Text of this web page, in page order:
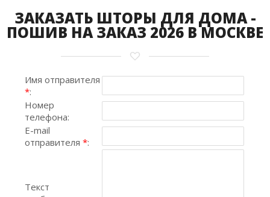
ЗАКАЗАТЬ ШТОРЫ ДЛЯ ДОМА -
ПОШИВ НА ЗАКАЗ 2026 В МОСКВЕ
Имя отправителя
*:
Номер
телефона:
E-mail
отправителя *:
Текст